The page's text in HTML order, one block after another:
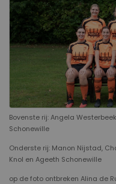
Bovenste rij: Angela
Schonewille
Onderste rij: Manon Nijstad,
Knol en Ageeth Schonewille
op de foto ontbreken Alina de